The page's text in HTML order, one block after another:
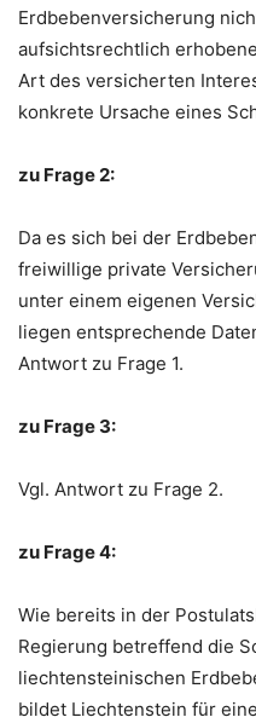
Erdbebenversicherung
aufsichtsrechtlich
Art des versicherten
konkrete Ursache eines
zu Frage 2:
Da es sich bei der
freiwillige private
unter einem eigenen
liegen entsprechende
Antwort zu Frage 1.
zu Frage 3:
Vgl. Antwort zu Frage 2.
zu Frage 4:
Wie bereits in der
Regierung betreffend die
liechtensteinischen
bildet Liechtenstein für